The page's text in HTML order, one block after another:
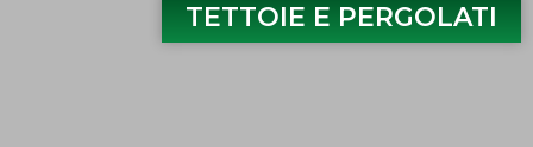
TETTOIE E PERGOLATI